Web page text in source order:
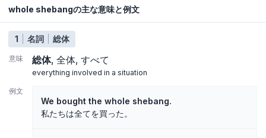
whole shebangの主な意味と例文
1 名詞 総体
意味 総体 全体 すべて
everything involved in a situation
例文
We bought the whole shebang.
私たちは全てを買った。